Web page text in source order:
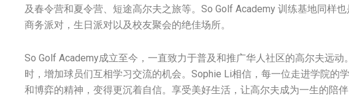
及春令营和夏令营、短途高尔夫之旅等。So Golf Academy 训练基地同样
商务派对，生日派对以及校友聚会的绝佳场所。
So Golf Academy成立至今，一直致力于普及和推广华人社区的高尔夫远动
时，增加球员们互相学习交流的机会。Sophie Li相信，每一位走进学院的
和博弈的精神，变得更沉着自信。享受美好生活，让高尔夫成为一生的陪伴